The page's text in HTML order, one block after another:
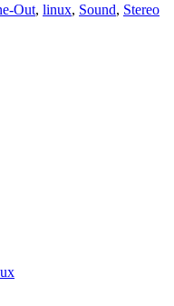
Out, linux, Sound, Stereo